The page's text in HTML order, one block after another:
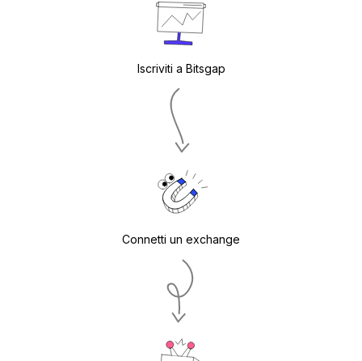
Iscriviti a Bitsgap
Connetti un exchange